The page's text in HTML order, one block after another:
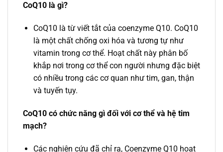
CoQ10 là gì?
CoQ10 là từ viết tắt của coenzyme Q10. CoQ10
là một chất chống oxi hóa và tương tự như
vitamin trong cơ thể. Hoạt chất này phân bố
khắp nơi trong cơ thể con người nhưng đặc biệt
có nhiều trong các cơ quan như tim, gan, thận
và tuyến tụy.
CoQ10 có chức năng gì đối với cơ thể và hệ tim
mạch?
Các nghiên cứu đã chỉ ra, Coenzyme Q10 hoạt